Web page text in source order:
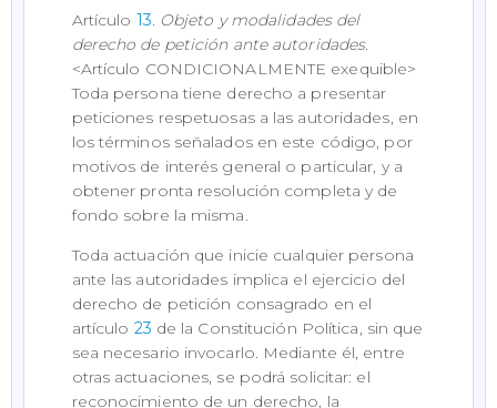
Artículo 13 Objeto y modalidades del
derecho de petición ante autoridades.
<Artículo CONDICIONALMENTE exequible>
Toda persona tiene derecho a presentar
peticiones respetuosas a las autoridades, en
los términos señalados en este código, por
motivos de interés general o particular, y a
obtener pronta resolución completa y de
fondo sobre la misma.
Toda actuación que inicie cualquier persona
ante las autoridades implica el ejercicio del
derecho de petición consagrado en el
artículo 23 de la Constitución Política, sin que
sea necesario invocarlo. Mediante él, entre
otras actuaciones, se podrá solicitar: el
reconocimiento de un derecho, la